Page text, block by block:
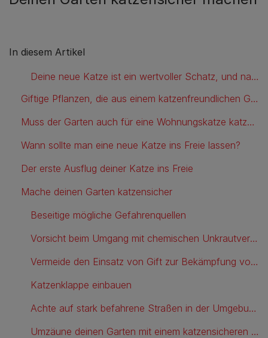
In diesem Artikel
Deine neue Katze ist ein wertvoller Schatz, und natürlich möchtest du ihre neue Umgebung so sicher wie möglich gestalten. Aber wo fängt man am besten an, wenn man einen katzensicheren Garten anlegen will?
Giftige Pflanzen, die aus einem katzenfreundlichen Garten entfernt werden sollten
Muss der Garten auch für eine Wohnungskatze katzensicher gemacht werden?
Wann sollte man eine neue Katze ins Freie lassen?
Der erste Ausflug deiner Katze ins Freie
Mache deinen Garten katzensicher
Beseitige mögliche Gefahrenquellen
Vorsicht beim Umgang mit chemischen Unkrautvernichtungsmitteln
Vermeide den Einsatz von Gift zur Bekämpfung von Schadnagern
Katzenklappe einbauen
Achte auf stark befahrene Straßen in der Umgebung
Umzäune deinen Garten mit einem katzensicheren Zaun